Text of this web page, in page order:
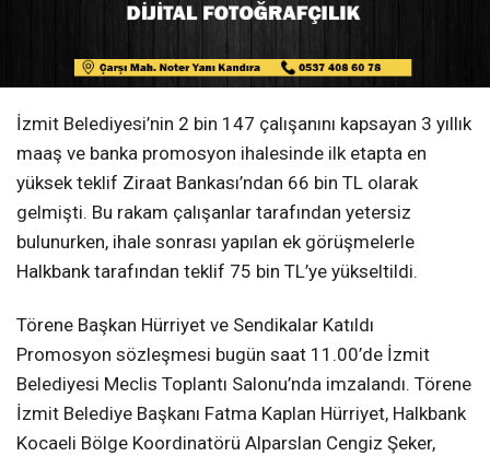
İzmit Belediyesi’nin 2 bin 147 çalışanını kapsayan 3 yıllık
maaş ve banka promosyon ihalesinde ilk etapta en
yüksek teklif Ziraat Bankası’ndan 66 bin TL olarak
gelmişti. Bu rakam çalışanlar tarafından yetersiz
bulunurken, ihale sonrası yapılan ek görüşmelerle
Halkbank tarafından teklif 75 bin TL’ye yükseltildi.
Törene Başkan Hürriyet ve Sendikalar Katıldı
Promosyon sözleşmesi bugün saat 11.00’de İzmit
Belediyesi Meclis Toplantı Salonu’nda imzalandı. Törene
İzmit Belediye Başkanı Fatma Kaplan Hürriyet, Halkbank
Kocaeli Bölge Koordinatörü Alparslan Cengiz Şeker,